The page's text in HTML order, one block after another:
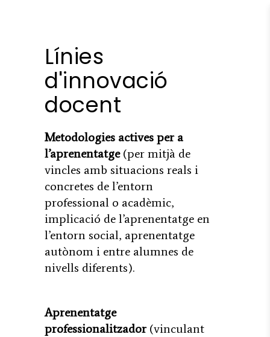
Línies
d'innovació
docent
Metodologies actives per a
l’aprenentatge(per mitjà de
vincles amb situacions reals i
concretes de l’entorn
professional o acadèmic,
implicació de l’aprenentatge en
l’entorn social, aprenentatge
autònom i entre alumnes de
nivells diferents).
Aprenentatge
professionalitzador (vinculant